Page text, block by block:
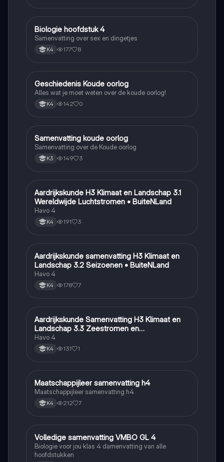
Biologie
Biologie hoofdstuk 4
Samenvatting over sex en dingetjes
K4 177 8
Geschiedenis
Geschiedenis Koude oorlog
Alles wat je moet weten over de koude oorlog!
K4 142 0
Geschiedenis
Samenvatting koude oorlog
Samenvatting over de Koude oorlog
K3 149 3
Aardrijkskunde
Aardrijkskunde H3 Klimaat en Landschap 3.1
Wereldwijde Luchtstromen • BuiteNLand
Havo 4
K4 191 3
Aardrijkskunde
Aardrijkskunde samenvatting H3 Klimaat en
Landschap 3.2 Seizoenen • BuiteNLand
Havo 4
K4 178 7
Aardrijkskunde
Aardrijkskunde Samenvatting H3 Klimaat en
Landschap 3.3 Zeestromen en
Klimaatgebieden • BuiteNLand
Havo 4
K4 131 1
Maatschappijleer
Maatschappijleer samenvatting h4
Maatschappijleer samenvatting h4
K4 212 7
Biologie
Volledige samenvatting VMBO GL 4
Biologie voor jou klas 4 damenvatting van alle
hoofdstukken